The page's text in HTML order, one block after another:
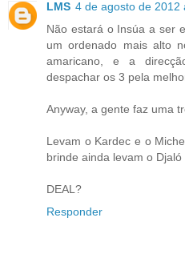
LMS 4 de agosto de 2012
Não estará o Insúa a ser
um ordenado mais alto
amaricano, e a
despachar os 3 pela
Anyway, a gente faz uma
Levam o Kardec e o
brinde ainda levam o
DEAL?
Responder